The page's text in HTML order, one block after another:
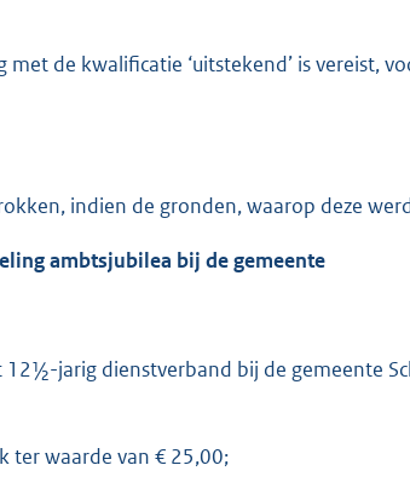
met de kwalificatie ‘uitstekend’ is vereist,
indien de gronden, waarop deze
ambtsjubilea bij de gemeente
12½-jarig dienstverband bij de gemeente
ter waarde van € 25,00;